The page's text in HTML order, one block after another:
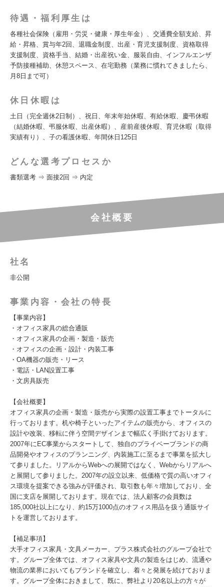
待遇・福利厚生は
各種社会保険（雇用・労災・健康・厚生年金）、交通費全額支給、昇
給・昇格、賞与年2回、退職金制度、出産・育児支援制度、資格取得
支援制度、資格手当、結婚・出産祝い金、服装自由、インフルエンザ
予防接種補助、休憩スペース、在宅勤務（業務に慣れてきましたら、
月8日まで可）
休日休暇は
土日（完全週休2日制）、祝日、年末年始休暇、有給休暇、慶弔休暇
（結婚休暇、弔服休暇、出産休暇）、産前産後休暇、育児休暇（取得
実績有り）、子の看護休暇、年間休日125日
どんな選考プロセスか
書類選考 ⇒ 面接2回 ⇒ 内定
会社概要
社名
非公開
事業内容・会社の特長
【事業内容】
・オフィス家具の総合通販
・オフィス家具の企画・製造・販売
・オフィスの企画・設計・内装工事
・OA機器の販売・リース
・電話・LAN設置工事
・文房具販売
【会社概要】
オフィス家具の企画・製造・販売から実際の設置工事までトータルに
行っております。机や椅子といったアイテムの販売から、オフィスの
設計や改装、移転に伴う空間デザインまで幅広く手掛けております。
2007年にEC事業からスタートして、独自のプライベーブランドの商
品開発やオフィスのプランニング、内装施工に至るまで事業を拡大し
て参りました。リアルからWebへの展開ではなく、Webからリアルへ
と展開して参りました。2007年の設立以来、低価格で質の高いオフィ
ス環境を提案できる強みが評価され、取引数も年々増加しており、全
国に支店を展開しております。現在では、法人顧客の会員数は
185,000社以上になり、約15万1000点のオフィス用品を扱う通販サイ
トを運営しております。
【補足事項】
大手オフィス家具・文具メーカー、プラス株式会社のグループ会社で
す。グループ全体では、オフィス家具や文具の製造をはじめ、流通や
物流の業界においてもブランドを確立し、着々と発展を続けておりま
す。グループ全体におきまして、既に、弊社より20名以上の方々が